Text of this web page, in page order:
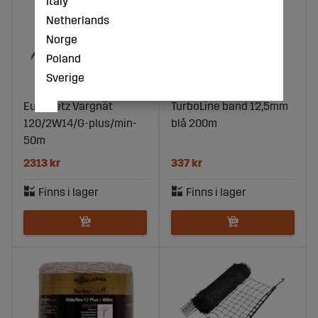
EuroNetz Vargnät
120/2W14/G-plus/min-
50m
2313 kr
TurboLine band 12,5mm
blå 200m
337 kr
Netherlands
Norge
Poland
Sverige